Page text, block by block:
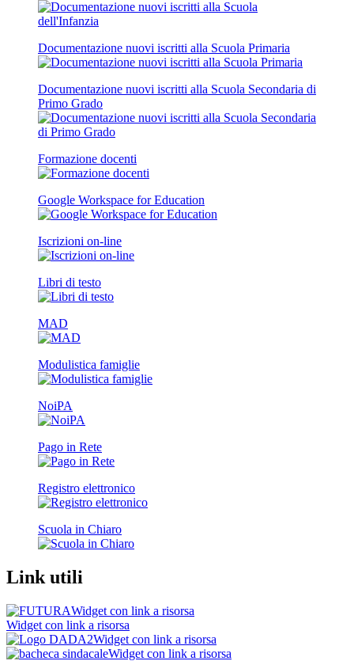
Documentazione nuovi iscritti alla Scuola Primaria
Documentazione nuovi iscritti alla Scuola Secondaria di
Primo Grado
Formazione docenti
Google Workspace for Education
Iscrizioni on-line
Libri di testo
MAD
Modulistica famiglie
NoiPA
Pago in Rete
Registro elettronico
Scuola in Chiaro
Link utili
Widget con link a risorsa
Widget con link a risorsa
Widget con link a risorsa
Widget con link a risorsa